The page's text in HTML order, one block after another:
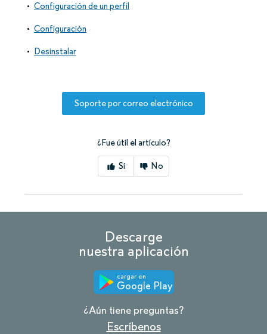
Configuración de un perfil
Configuración
Desinstalar
Soporte por correo electrónico
¿Fue útil el artículo?
Sí No
Descarge
nuestra aplicación
cargar en
Google Play
¿Aún tiene preguntas?
Escríbenos